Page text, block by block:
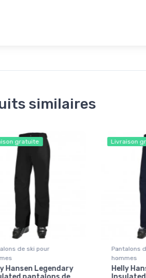
similaires
gratuite
de ski pour
Hansen Legendary
Livraison
Pantalons
hommes
Helly